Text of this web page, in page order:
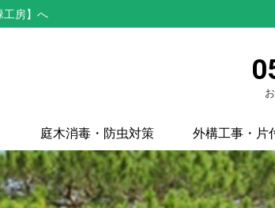
工房】へ
庭木消毒・防虫対策 外構工事・片